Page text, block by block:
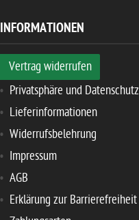
INFORMATIONEN
Vertrag widerrufen
Privatsphäre und Datenschutz
Lieferinformationen
Widerrufsbelehrung
Impressum
AGB
Erklärung zur Barrierefreiheit